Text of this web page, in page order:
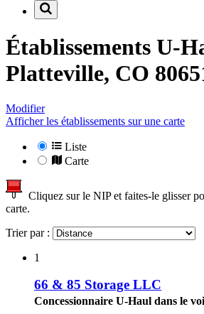
Établissements U-
Platteville, CO
Modifier
Afficher les établissements sur une carte
Liste
Carte
Cliquez sur le NIP et faites-le glisser
carte.
Trier par :
1
66 & 85 Storage LLC
Concessionnaire U-Haul dans le